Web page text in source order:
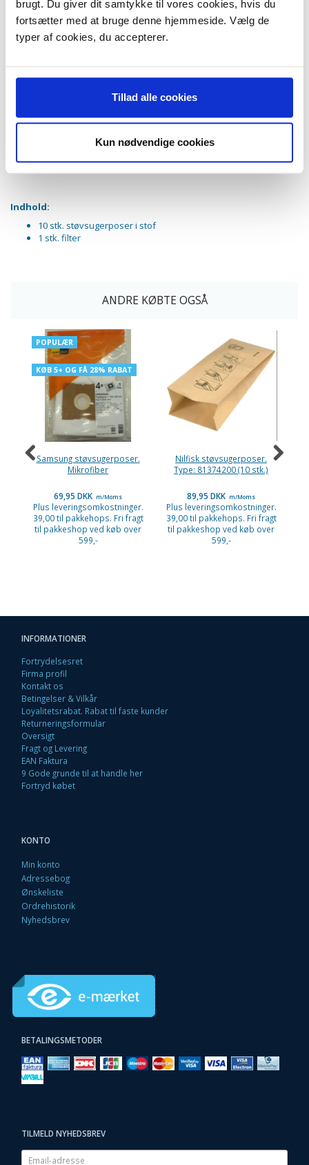
brugt. Du giver dit samtykke til vores cookies, hvis du
fortsætter med at bruge denne hjemmeside. Vælg de
typer af cookies, du accepterer.
Tillad alle cookies
Kun nødvendige cookies
Nilfisk Go Basic
Nilfisk Go Centuria
Nilfisk Go Plus
Nilfisk One Blue Parquet
Nilfisk One Prime
Nilfisk One Reach
Nilfisk One Yellow
Indhold:
10 stk. støvsugerposer i stof
1 stk. filter
ANDRE KØBTE OGSÅ
POPULÆR
KØB 5+ OG FÅ 28% RABAT
Samsung støvsugerposer.
Mikrofiber
69,95 DKK m/Moms
Plus leveringsomkostninger.
39,00 til pakkehops. Fri fragt
til pakkeshop ved køb over
599,-
Nilfisk støvsugerposer.
Type: 81374200 (10 stk.)
89,95 DKK m/Moms
Plus leveringsomkostninger.
39,00 til pakkehops. Fri fragt
til pakkeshop ved køb over
599,-
INFORMATIONER
Fortrydelsesret
Firma profil
Kontakt os
Betingelser & Vilkår
Loyalitetsrabat. Rabat til faste kunder
Returneringsformular
Oversigt
Fragt og Levering
EAN Faktura
9 Gode grunde til at handle her
Fortryd købet
KONTO
Min konto
Adressebog
Ønskeliste
Ordrehistorik
Nyhedsbrev
BETALINGSMETODER
TILMELD NYHEDSBREV
Email-